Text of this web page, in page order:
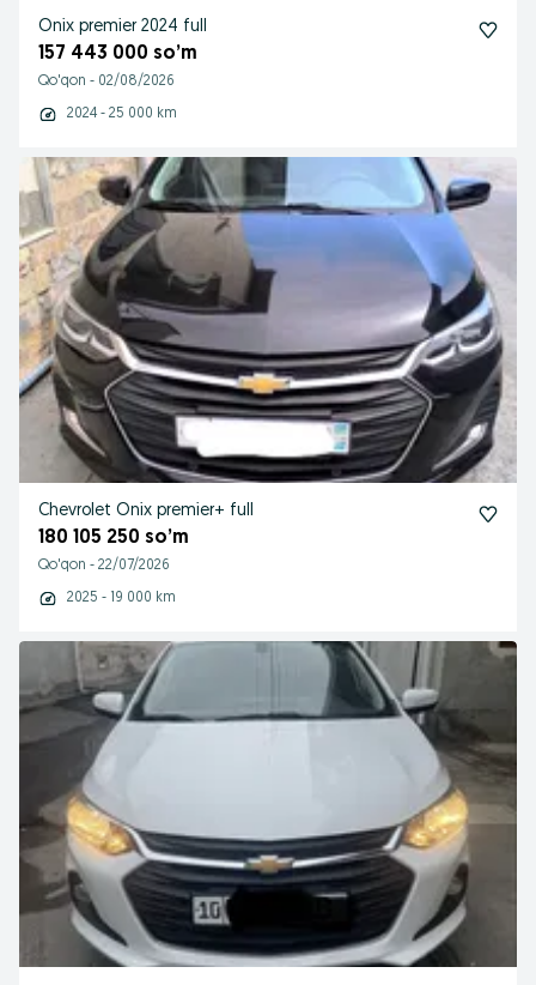
Onix premier 2024 full
157 443 000 so’m
Qo'qon - 02/08/2026
2024 - 25 000 km
Chevrolet Onix premier+ full
180 105 250 so’m
Qo'qon - 22/07/2026
2025 - 19 000 km